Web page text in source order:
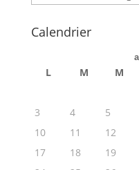
Calendrier
L M M
3
4 5
10
11 12
17
18 19